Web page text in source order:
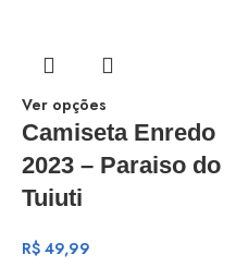
Ver opções
Camiseta Enredo
2023 – Paraiso do
Tuiuti
R$ 49,99